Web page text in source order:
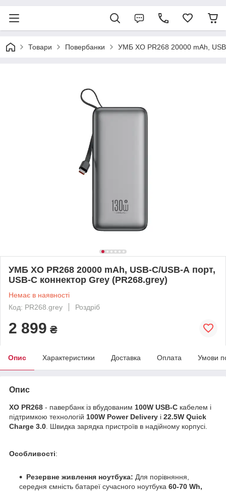
Товари Повербанки УМБ XO PR268 20000 mAh,
УМБ XO PR268 20000 mAh, USB-C/USB-А порт,
USB-C коннектор Grey (PR268.grey)
Немає в наявності
Код: PR268.grey
Роздріб
2 899 ₴
Опис Характеристики Доставка Оплата Умови
Опис
XO PR268 - павербанк із вбудованим 100W USB-C кабелем і
підтримкою технологій 100W Power Delivery і 22.5W Quick
Charge 3.0 . Швидка зарядка пристроїв в надійному корпусі.
Особливості:
Резервне живлення ноутбука: Для порівняння,
середня ємність батареї сучасного ноутбука 60-70 Wh,